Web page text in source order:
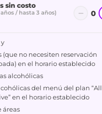
sin costo
/ hasta 3 años) 0
(que no necesiten reservación
en el horario establecido
alcohólicas
del menú del plan “All
en el horario establecido
áreas